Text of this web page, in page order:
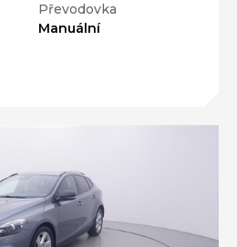
Převodovka
Manuální